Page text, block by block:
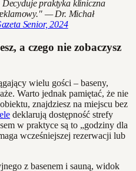
Decyduje praktyka kliniczna
— Dr. Michał
Senior, 2024
a czego nie zobaczysz
wielu gości – baseny,
Warto jednak pamiętać, że nie
znajdziesz na miejscu bez
deklarują dostępność strefy
w praktyce są to „godziny dla
wcześniejszej rezerwacji lub